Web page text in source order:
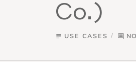
Co.)
subject USE CASES comment